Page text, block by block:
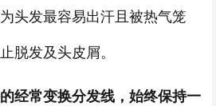
头发最容易出汗且被热气笼
止脱发及头皮屑。
经常变换分发线，始终保持一